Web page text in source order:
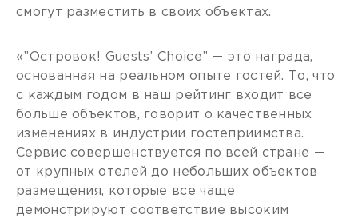
смогут разместить в своих объектах.
«”Островок! Guests’ Choice” — это награда,
основанная на реальном опыте гостей. То, что
с каждым годом в наш рейтинг входит все
больше объектов, говорит о качественных
изменениях в индустрии гостеприимства.
Сервис совершенствуется по всей стране —
от крупных отелей до небольших объектов
размещения, которые все чаще
демонстрируют соответствие высоким